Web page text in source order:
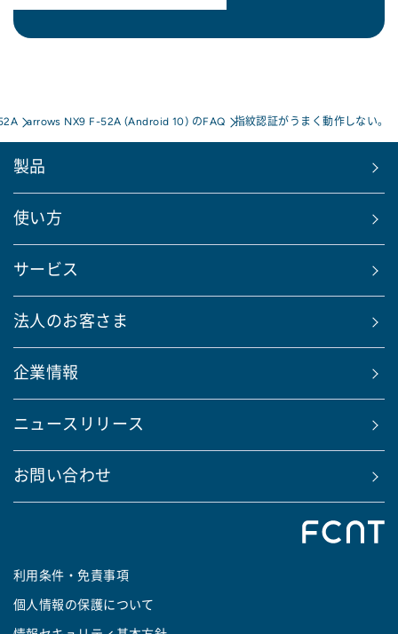
arrows NX9 F-52A (Android 10) のFAQ 指紋認証がうまく動作しない。
製品
使い方
サービス
法人のお客さま
企業情報
ニュースリリース
お問い合わせ
利用条件・免責事項
個人情報の保護について